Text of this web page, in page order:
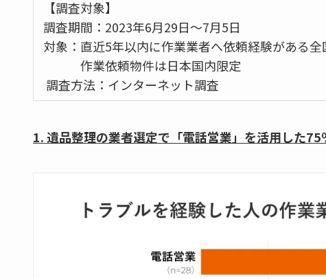
【調査対象】
調査期間：2023年6月29日〜7月5日
対象：直近5年以内に作業業者へ依頼経験がある
作業依頼物件は日本国内限定
調査方法：インターネット調査
1. 遺品整理の業者選定で「電話営業」を活用した